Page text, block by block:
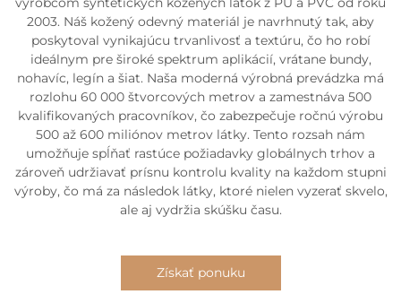
2003. Náš kožený odevný materiál je navrhnutý tak, aby
poskytoval vynikajúcu trvanlivosť a textúru, čo ho robí
ideálnym pre široké spektrum aplikácií, vrátane bundy,
nohavíc, legín a šiat. Naša moderná výrobná prevádzka má
rozlohu 60 000 štvorcových metrov a zamestnáva 500
kvalifikovaných pracovníkov, čo zabezpečuje ročnú výrobu
500 až 600 miliónov metrov látky. Tento rozsah nám
umožňuje spĺňať rastúce požiadavky globálnych trhov a
zároveň udržiavať prísnu kontrolu kvality na každom stupni
výroby, čo má za následok látky, ktoré nielen vyzerať skvelo,
ale aj vydržia skúšku času.
Získať ponuku